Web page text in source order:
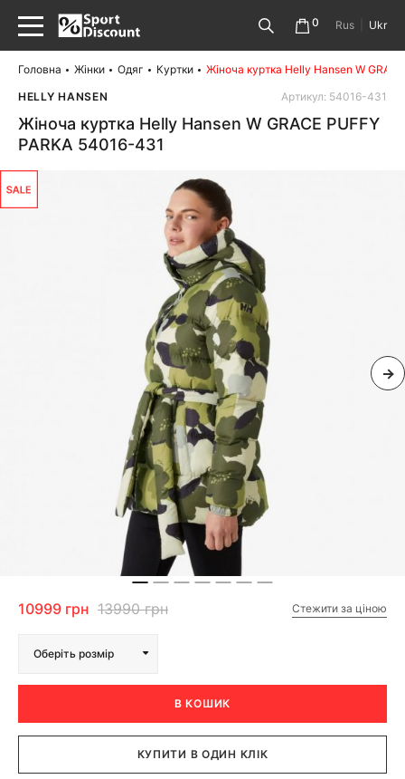
0 Rus Ukr
Головна Жінки Одяг Куртки
Жіноча куртка Helly Hansen W
HELLY HANSEN
Артикул: 54016-431
Жіноча куртка Helly Hansen W GRACE PUFFY
PARKA 54016-431
10999 грн 13990 грн Стежити за ціною
Оберіть розмір
В КОШИК
КУПИТИ В ОДИН КЛІК